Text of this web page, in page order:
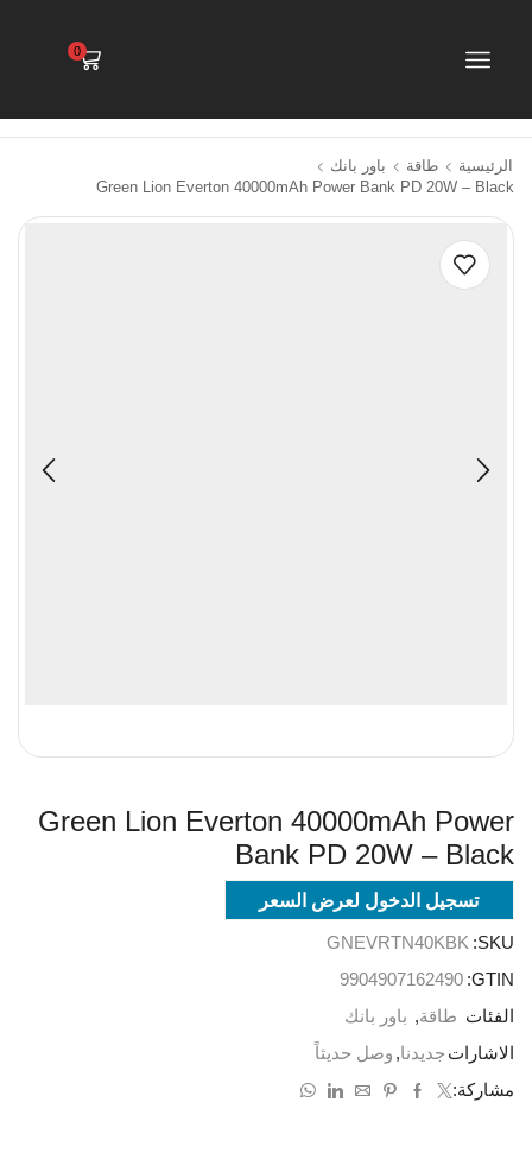
0
الرئيسية طاقة
باور بانك
Green Lion Everton 40000mAh Power Bank PD 20W – Black
Green Lion Everton 40000mAh Power
Bank PD 20W – Black
تسجيل الدخول لعرض السعر
SKU:
GNEVRTN40KBK
GTIN:
9904907162490
الفئات طاقة, باور بانك
الاشارات جديدنا, وصل حديثاً
مشاركة: